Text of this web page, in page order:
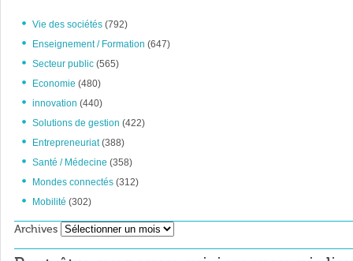
Vie des sociétés (792)
Enseignement / Formation (647)
Secteur public (565)
Economie (480)
innovation (440)
Solutions de gestion (422)
Entrepreneuriat(388)
Santé / Médecine (358)
Mondes connectés (312)
Mobilité (302)
Archives Archives